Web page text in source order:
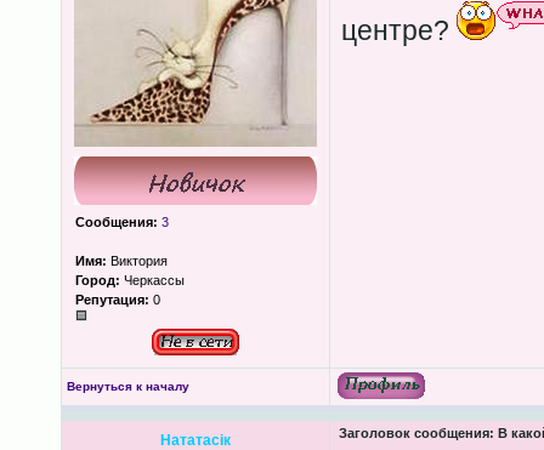
Сообщения: 3
Имя: Виктория
Город: Черкассы
Репутация: 0
центре?
Вернуться к началу
Нататасік Заголовок сообщения: В